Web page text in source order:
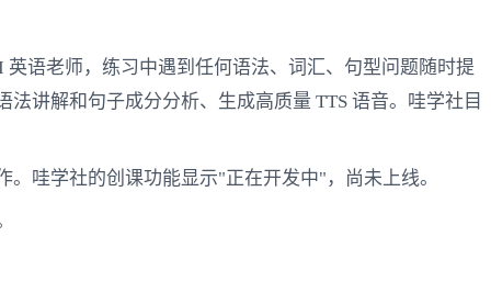
语老师，练习中遇到任何语法、词汇、句型问题随时提
讲解和句子成分分析、生成高质量 TTS 语音。哇学社目
哇学社的创课功能显示"正在开发中"，尚未上线。